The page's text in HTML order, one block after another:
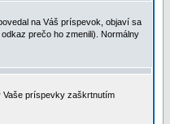
na Váš príspevok, objaví sa
prečo ho zmenili). Normálny
Vaše príspevky zaškrtnutím